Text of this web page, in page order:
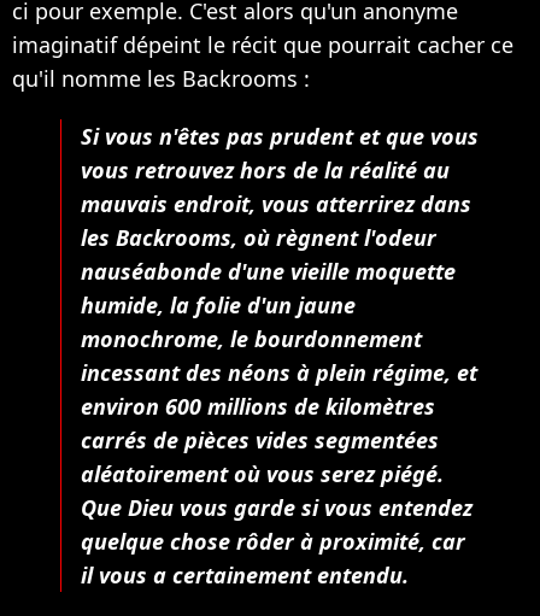
ci pour exemple. C'est alors qu'un anonyme
imaginatif dépeint le récit que pourrait cacher ce
qu'il nomme les Backrooms :
Si vous n'êtes pas prudent et que vous
vous retrouvez hors de la réalité au
mauvais endroit, vous atterrirez dans
les Backrooms, où règnent l'odeur
nauséabonde d'une vieille moquette
humide, la folie d'un jaune
monochrome, le bourdonnement
incessant des néons à plein régime, et
environ 600 millions de kilomètres
carrés de pièces vides segmentées
aléatoirement où vous serez piégé.
Que Dieu vous garde si vous entendez
quelque chose rôder à proximité, car
il vous a certainement entendu.